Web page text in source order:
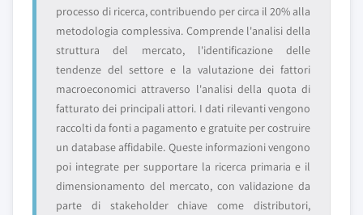
processo di ricerca, contribuendo per circa il 20% alla
metodologia complessiva. Comprende l'analisi della
struttura del mercato, l'identificazione delle
tendenze del settore e la valutazione dei fattori
macroeconomici attraverso l'analisi della quota di
fatturato dei principali attori. I dati rilevanti vengono
raccolti da fonti a pagamento e gratuite per costruire
un database affidabile. Queste informazioni vengono
poi integrate per supportare la ricerca primaria e il
dimensionamento del mercato, con validazione da
parte di stakeholder chiave come distributori,